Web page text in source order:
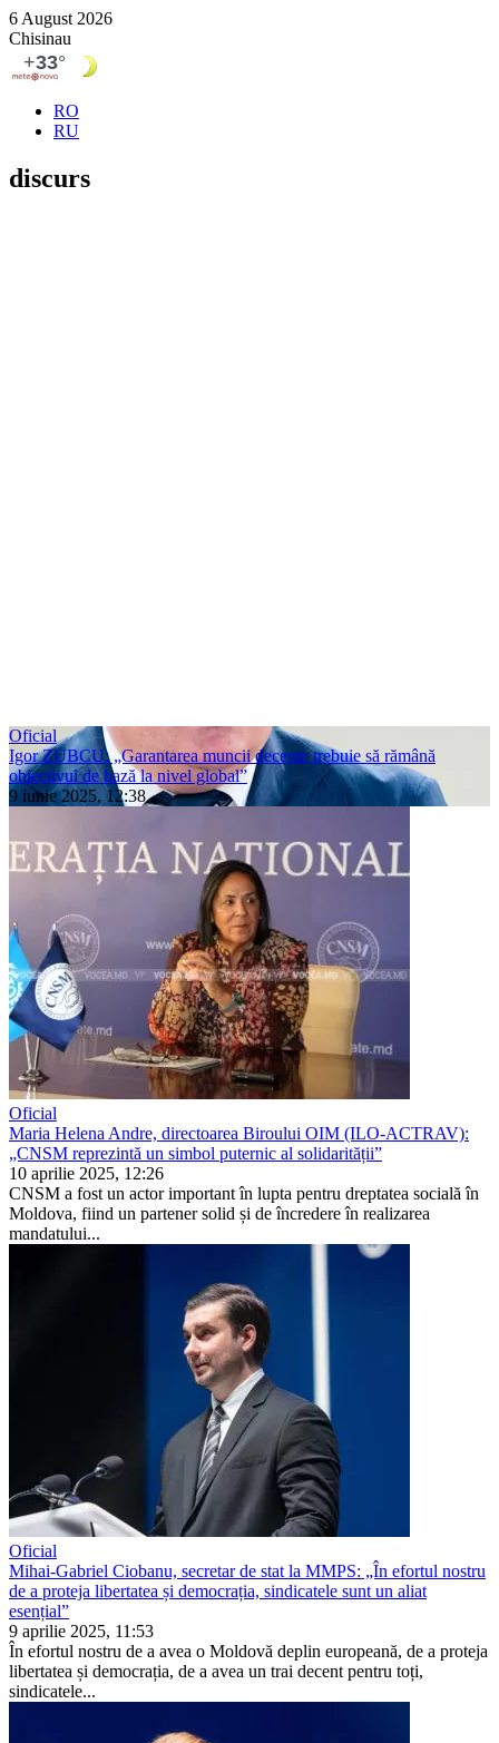
6 August 2026
Chisinau
RO
RU
discurs
Oficial
Igor ZUBCU: „Garantarea muncii decente trebuie să rămână
obiectivul de bază la nivel global”
9 iunie 2025, 12:38
Oficial
Maria Helena Andre, directoarea Biroului OIM (ILO-ACTRAV):
„CNSM reprezintă un simbol puternic al solidarității”
10 aprilie 2025, 12:26
CNSM a fost un actor important în lup­ta pentru dreptatea socială în
Moldova, fiind un partener solid și de încredere în realizarea
mandatului...
Oficial
Mihai-Gabriel Ciobanu, secretar de stat la MMPS: „În efortul nostru
de a proteja libertatea și democrația, sindicatele sunt un aliat
esențial”
9 aprilie 2025, 11:53
În efortul nostru de a avea o Moldovă deplin europeană, de a proteja
liberta­tea și democrația, de a avea un trai de­cent pentru toți,
sindicatele...